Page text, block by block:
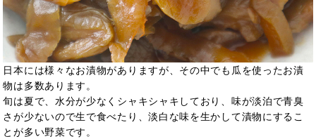
日本には様々なお漬物がありますが、その中でも瓜を使ったお漬
物は多数あります。
旬は夏で、水分が少なくシャキシャキしており、味が淡泊で青臭
さが少ないので生で食べたり、淡白な味を生かして漬物にするこ
とが多い野菜です。